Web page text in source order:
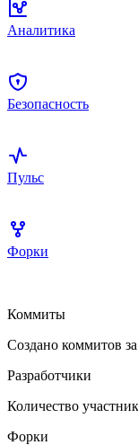
Аналитика
Безопасность
Пульс
Форки
Коммиты
Создано коммитов
Разработчики
Количество
Форки